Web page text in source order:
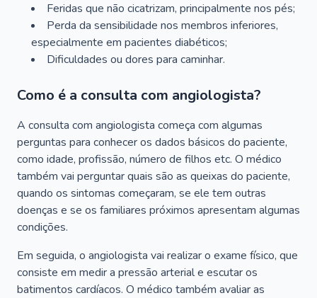
Feridas que não cicatrizam, principalmente nos pés;
Perda da sensibilidade nos membros inferiores,
especialmente em pacientes diabéticos;
Dificuldades ou dores para caminhar.
Como é a consulta com angiologista?
A consulta com angiologista começa com algumas
perguntas para conhecer os dados básicos do paciente,
como idade, profissão, número de filhos etc. O médico
também vai perguntar quais são as queixas do paciente,
quando os sintomas começaram, se ele tem outras
doenças e se os familiares próximos apresentam algumas
condições.
Em seguida, o angiologista vai realizar o exame físico, que
consiste em medir a pressão arterial e escutar os
batimentos cardíacos. O médico também avaliar as